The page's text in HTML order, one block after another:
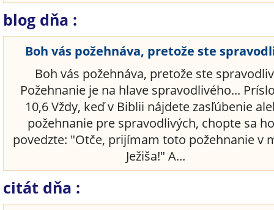
blog dňa :
Boh vás požehnáva, pretože ste
Boh vás požehnáva, pretože ste
Požehnanie je na hlave spravodlivého...
10,6 Vždy, keď v Biblii nájdete zasľúbenie
požehnanie pre spravodlivých, chopte sa
povedzte: "Otče, prijímam toto požehnanie v
Ježiša!" A...
citát dňa :